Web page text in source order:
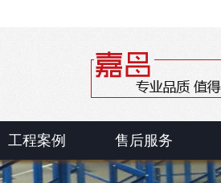
工程案例 售后服务